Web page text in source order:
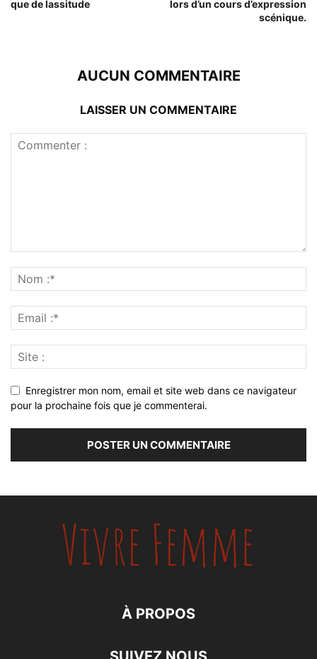
que de lassitude
lors d’un cours d’expression
scénique.
AUCUN COMMENTAIRE
LAISSER UN COMMENTAIRE
Enregistrer mon nom, email et site web dans ce navigateur
pour la prochaine fois que je commenterai.
À PROPOS